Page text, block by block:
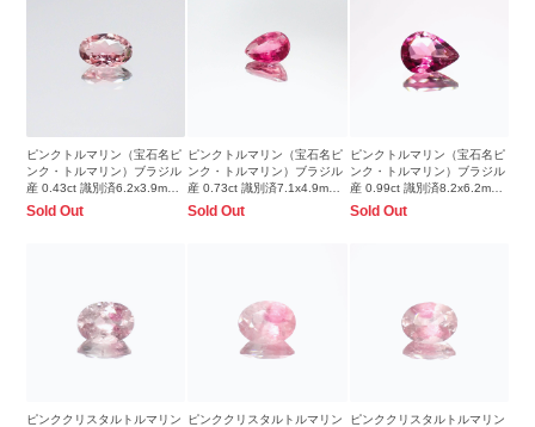
ピンクトルマリン（宝石名ピ
ンク・トルマリン）ブラジル
産 0.43ct 識別済6.2x3.9mm
前後
Sold Out
ピンクトルマリン（宝石名ピ
ンク・トルマリン）ブラジル
産 0.73ct 識別済7.1x4.9mm
前後
Sold Out
ピンクトルマリン（宝石名ピ
ンク・トルマリン）ブラジル
産 0.99ct 識別済8.2x6.2mm
前後
Sold Out
ピンククリスタルトルマリン
ピンククリスタルトルマリン
ピンククリスタルトルマリン